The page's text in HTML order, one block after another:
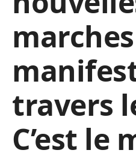
travers
C’est le